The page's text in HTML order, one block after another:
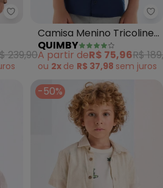
Up Baby - Camisa em Flanela
239,90
Camisa Menino Tricoline
(Azul)
QUIMBY
A partir deR$ 75,96R$
ou 2x de R$ 37,98 sem juros
-50%